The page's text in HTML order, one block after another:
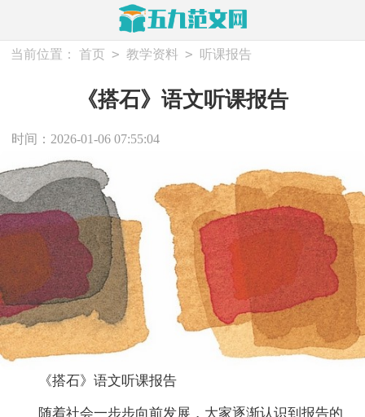
当前位置： 首页 > 教学资料 > 听课报告
《搭石》语文听课报告
时间：2026-01-06 07:55:04
《搭石》语文听课报告
随着社会一步步向前发展，大家逐渐认识到报告的